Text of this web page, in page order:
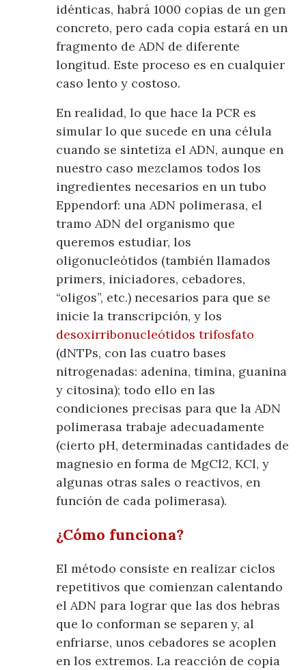
idénticas, habrá 1000 copias de un gen
concreto, pero cada copia estará en un
fragmento de ADN de diferente
longitud. Este proceso es en cualquier
caso lento y costoso.
En realidad, lo que hace la PCR es
simular lo que sucede en una célula
cuando se sintetiza el ADN, aunque en
nuestro caso mezclamos todos los
ingredientes necesarios en un tubo
Eppendorf: una ADN polimerasa, el
tramo ADN del organismo que
queremos estudiar, los
oligonucleótidos (también llamados
primers, iniciadores, cebadores,
“oligos”, etc.) necesarios para que se
inicie la transcripción, y los
desoxirribonucleótidos trifosfato
(dNTPs, con las cuatro bases
nitrogenadas: adenina, timina, guanina
y citosina); todo ello en las
condiciones precisas para que la ADN
polimerasa trabaje adecuadamente
(cierto pH, determinadas cantidades de
magnesio en forma de MgCl2, KCl, y
algunas otras sales o reactivos, en
función de cada polimerasa).
¿Cómo funciona?
El método consiste en realizar ciclos
repetitivos que comienzan calentando
el ADN para lograr que las dos hebras
que lo conforman se separen y, al
enfriarse, unos cebadores se acoplen
en los extremos. La reacción de copia